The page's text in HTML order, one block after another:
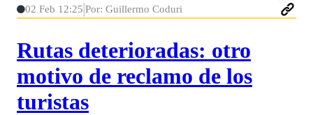
02 Feb 12:25 Por: Guillermo Coduri
Rutas deterioradas: otro
motivo de reclamo de los
turistas